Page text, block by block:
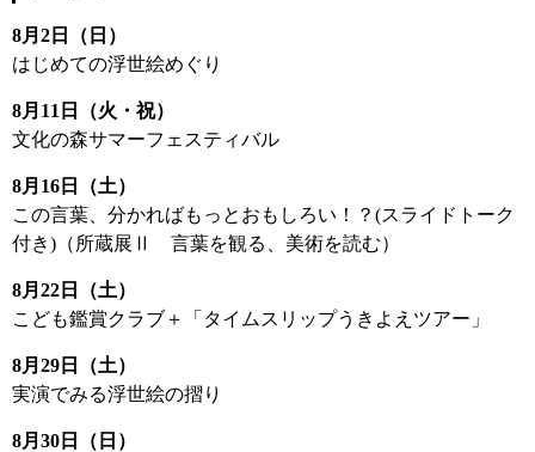
8月2日（日）
はじめての浮世絵めぐり
8月11日（火・祝）
文化の森サマーフェスティバル
8月16日（土）
この言葉、分かればもっとおもしろい！？(スライドトーク
付き)（所蔵展Ⅱ 言葉を観る、美術を読む）
8月22日（土）
こども鑑賞クラブ＋「タイムスリップうきよえツアー」
8月29日（土）
実演でみる浮世絵の摺り
8月30日（日）